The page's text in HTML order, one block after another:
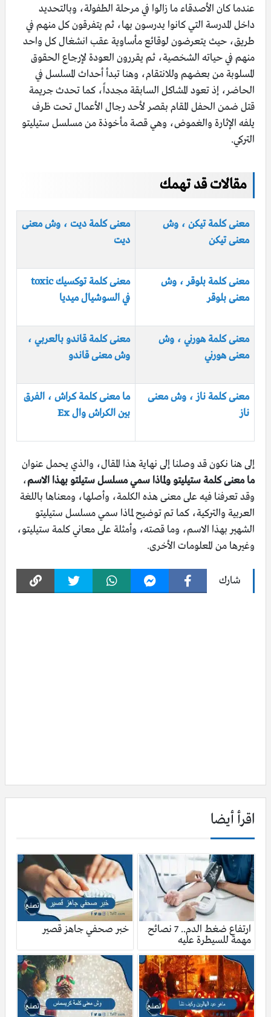
عندما كان الأصدقاء ما زالوا في مرحلة الطفولة، وبالتحديد
داخل المدرسة التي كانوا يدرسون بها، ثم يتفرقون كل منهم في
طريق، حيث يتعرضون لوقائع مأساوية عقب انشغال كل واحد
منهم في حياته الشخصية، ثم يقررون العودة لإرجاع الحقوق
المسلوبة من بعضهم وللانتقام، وهنا تبدأ أحداث المسلسل في
الحاضر، إذ تعود المشاكل السابقة مجدداً، كما تحدث جريمة
قتل ضمن الحفل المقام بقصر لأحد رجال الأعمال تحت ظرف
يلفه الإثارة والغموض، وهي قصة مأخوذة من مسلسل ستيليتو
التركي.
مقالات قد تهمك
معنى كلمة تيكن ، وش
معنى تيكن
معنى كلمة ديت ، وش معنى
ديت
معنى كلمة بلوقر ، وش
معنى بلوقر
معنى كلمة توكسيك toxic
في السوشيال ميديا
معنى كلمة هورني ، وش
معنى هورني
معنى كلمة قاندو بالعربي ،
وش معنى قاندو
معنى كلمة ناز ، وش معنى
ناز
ما معنى كلمة كراش ، الفرق
بين الكراش وال Ex
إلى هنا نكون قد وصلنا إلى نهاية هذا المقال، والذي يحمل عنوان
ما معنى كلمة ستيليتو ولماذا سمي مسلسل ستيلتو بهذا الاسم،
وقد تعرفنا فيه على معنى هذه الكلمة، وأصلها، ومعناها باللغة
العربية والتركية، كما تم توضيح لماذا سمي مسلسل ستيليتو
الشهير بهذا الاسم، وما قصته، وأمثلة على معاني كلمة ستيليتو،
وغيرها من المعلومات الأخرى.
شارك
اقرأ أيضا
ارتفاع ضغط الدم.. 7 نصائح
مهمة للسيطرة عليه
خبر صحفي جاهز قصير